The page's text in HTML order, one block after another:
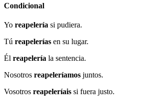
Condicional
Yo reapelería si pudiera.
Tú reapelerías en su lugar.
Él reapelería la sentencia.
Nosotros reapeleríamos juntos.
Vosotros reapeleríais si fuera justo.